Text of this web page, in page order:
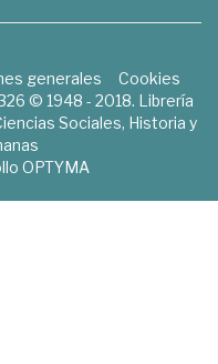
generales
Cookies
© 1948 - 2018. Librería
Sociales, Historia y
OPTYMA